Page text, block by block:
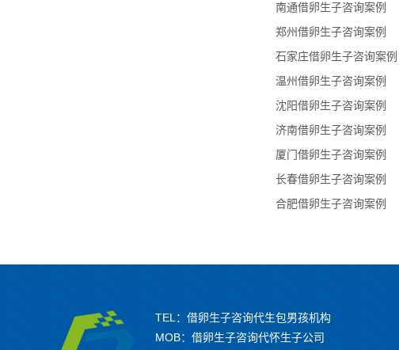
南通借卵生子咨询案例
郑州借卵生子咨询案例
石家庄借卵生子咨询案例
温州借卵生子咨询案例
沈阳借卵生子咨询案例
济南借卵生子咨询案例
厦门借卵生子咨询案例
长春借卵生子咨询案例
合肥借卵生子咨询案例
TEL：借卵生子咨询代生包男孩机构
MOB：借卵生子咨询代怀生子公司